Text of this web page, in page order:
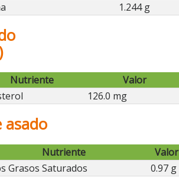
1.244 g
Nutriente
Valor
126.0 mg
asado
Nutriente
Valor
Grasos Saturados
0.97 g